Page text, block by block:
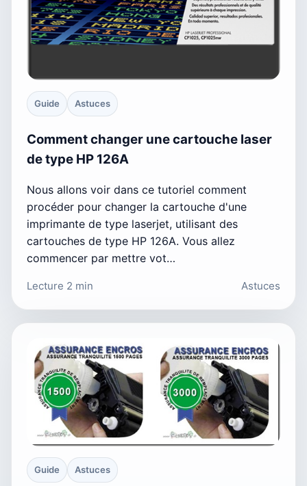
Guide Astuces
Comment changer une cartouche laser
de type HP 126A
Nous allons voir dans ce tutoriel comment
procéder pour changer la cartouche d'une
imprimante de type laserjet, utilisant des
cartouches de type HP 126A. Vous allez
commencer par mettre vot…
Lecture 2 min Astuces
Guide Astuces